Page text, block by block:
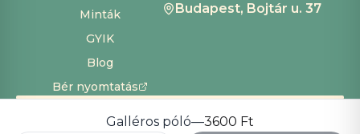
Galléros póló—3600 Ft
Minták
GYIK
Blog
Bér nyomtatás
Budapest, Bojtár u. 37
Copyright ©2026
Pólóvarázs
Development by
Cardinal Dev Solutions